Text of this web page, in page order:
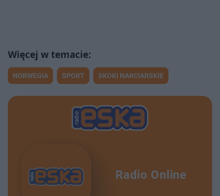
NORWEGIA SPORT SKOKI NARCIARSKIE
Radio Online